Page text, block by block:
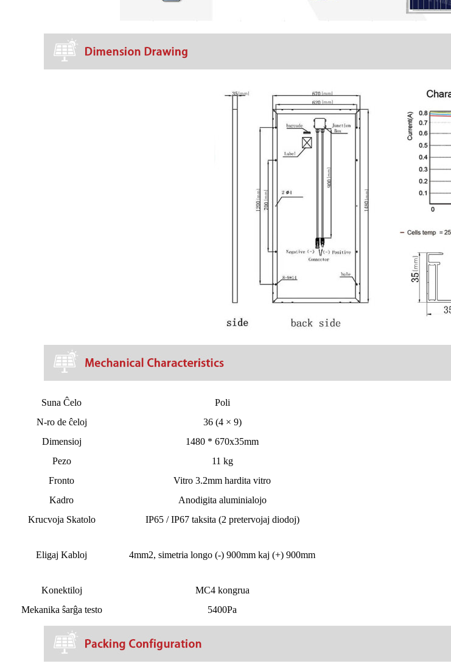
Suna Ĉelo
Poli
N-ro de ĉeloj
36 (4 × 9)
Dimensioj
1480 * 670x35mm
Pezo
11 kg
Fronto
Vitro 3.2mm hardita vitro
Kadro
Anodigita aluminialojo
Krucvoja Skatolo
IP65 / IP67 taksita (2 pretervojaj diodoj)
Eligaj Kabloj 4mm2, simetria longo (-) 900mm kaj (+) 900mm
Konektiloj
MC4 kongrua
Mekanika ŝarĝa testo
5400Pa